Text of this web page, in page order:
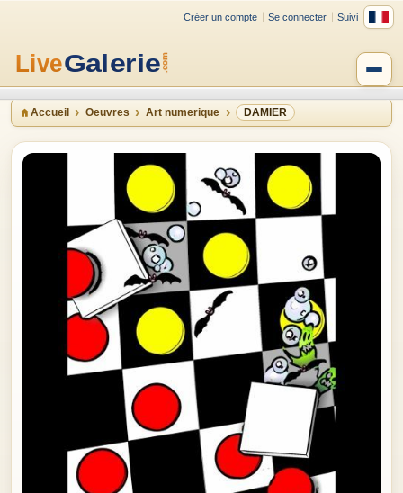
Créer un compte Se connecter Suivi
Accueil Oeuvres Art numerique DAMIER